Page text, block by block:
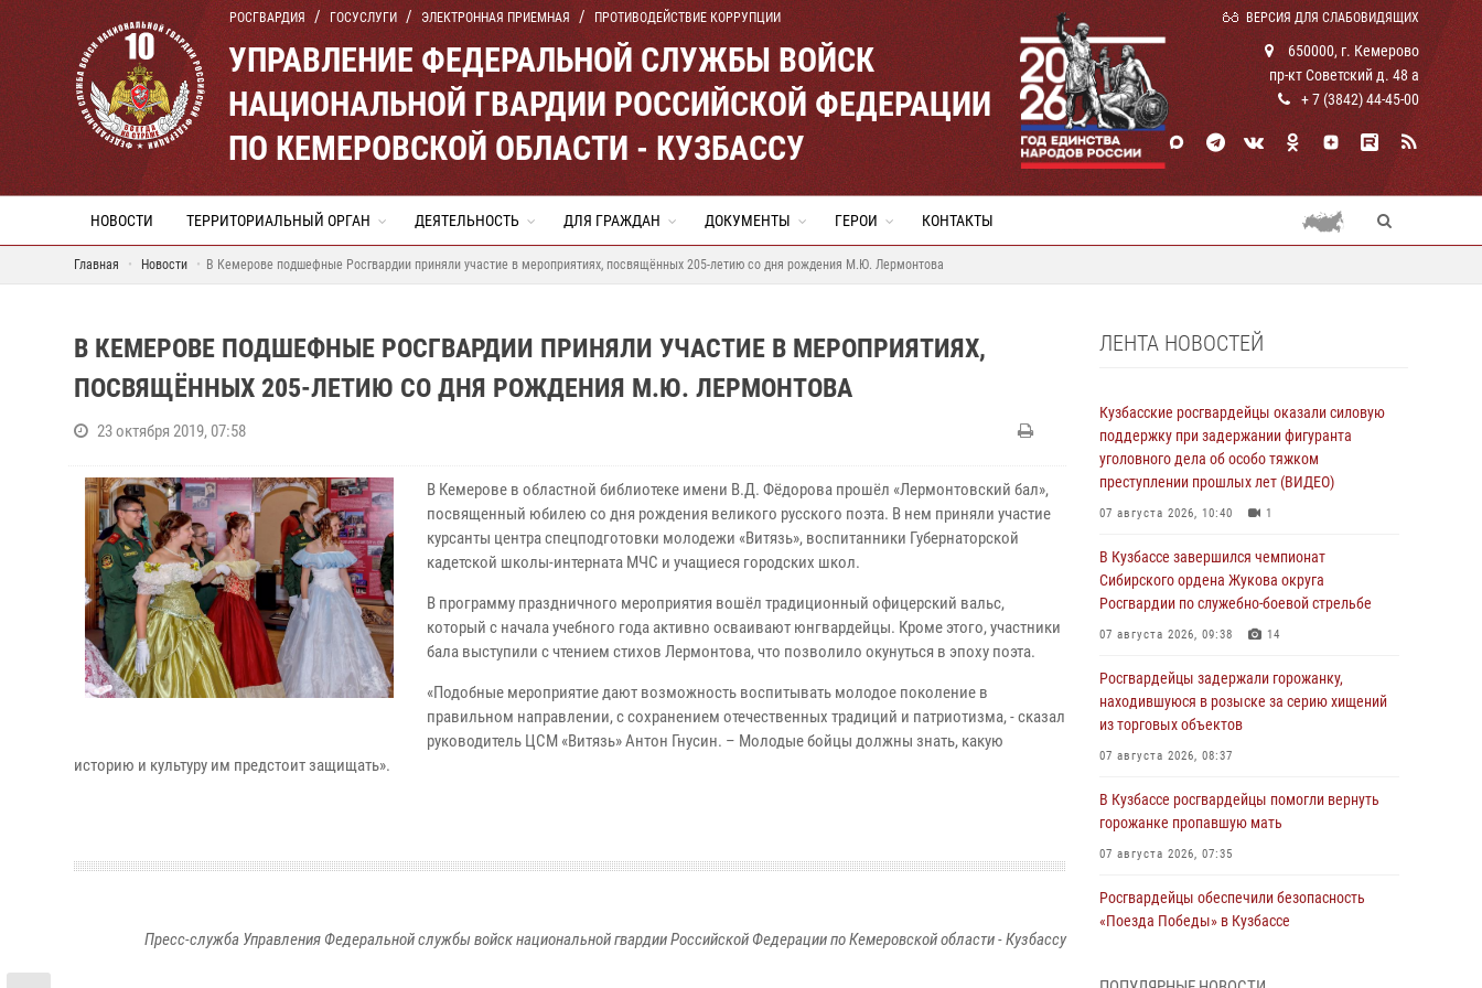
РОСГВАРДИЯ ГОСУСЛУГИ ЭЛЕКТРОННАЯ ПРИЕМНАЯ ПРОТИВОДЕЙСТВИЕ КОРРУПЦИИ ВЕРСИЯ ДЛЯ СЛАБОВИДЯЩИХ
УПРАВЛЕНИЕ ФЕДЕРАЛЬНОЙ СЛУЖБЫ ВОЙСК
НАЦИОНАЛЬНОЙ ГВАРДИИ РОССИЙСКОЙ ФЕДЕРАЦИИ
ПО КЕМЕРОВСКОЙ ОБЛАСТИ - КУЗБАССУ
650000, г. Кемерово
пр-кт Советский д. 48 а
+ 7 (3842) 44-45-00
НОВОСТИ ТЕРРИТОРИАЛЬНЫЙ ОРГАН ДЕЯТЕЛЬНОСТЬ ДЛЯ ГРАЖДАН ДОКУМЕНТЫ ГЕРОИ КОНТАКТЫ
Главная Новости В Кемерове подшефные Росгвардии приняли участие в мероприятиях, посвящённых 205-летию со дня рождения М.Ю. Лермонтова
В КЕМЕРОВЕ ПОДШЕФНЫЕ РОСГВАРДИИ ПРИНЯЛИ УЧАСТИЕ В МЕРОПРИЯТИЯХ,
ПОСВЯЩЁННЫХ 205-ЛЕТИЮ СО ДНЯ РОЖДЕНИЯ М.Ю. ЛЕРМОНТОВА
23 октября 2019, 07:58
В Кемерове в областной библиотеке имени В.Д. Фёдорова прошёл «Лермонтовский бал»,
посвященный юбилею со дня рождения великого русского поэта. В нем приняли участие
курсанты центра спецподготовки молодежи «Витязь», воспитанники Губернаторской
кадетской школы-интерната МЧС и учащиеся городских школ.
В программу праздничного мероприятия вошёл традиционный офицерский вальс,
который с начала учебного года активно осваивают юнгвардейцы. Кроме этого, участники
бала выступили с чтением стихов Лермонтова, что позволило окунуться в эпоху поэта.
«Подобные мероприятие дают возможность воспитывать молодое поколение в
правильном направлении, с сохранением отечественных традиций и патриотизма, - сказал
руководитель ЦСМ «Витязь» Антон Гнусин. – Молодые бойцы должны знать, какую
историю и культуру им предстоит защищать».
Пресс-служба Управления Федеральной службы войск национальной гвардии Российской Федерации по Кемеровской области - Кузбассу
ЛЕНТА НОВОСТЕЙ
Кузбасские росгвардейцы оказали силовую
поддержку при задержании фигуранта
уголовного дела об особо тяжком
преступлении прошлых лет (ВИДЕО)
07 августа 2026, 10:40 1
В Кузбассе завершился чемпионат
Сибирского ордена Жукова округа
Росгвардии по служебно-боевой стрельбе
07 августа 2026, 09:38 14
Росгвардейцы задержали горожанку,
находившуюся в розыске за серию хищений
из торговых объектов
07 августа 2026, 08:37
В Кузбассе росгвардейцы помогли вернуть
горожанке пропавшую мать
07 августа 2026, 07:35
Росгвардейцы обеспечили безопасность
«Поезда Победы» в Кузбассе